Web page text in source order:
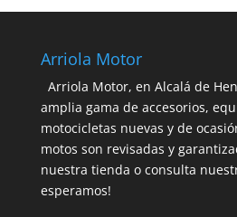
Arriola Motor
Arriola Motor, en Alcalá de
amplia gama de accesorios,
motocicletas nuevas y de
motos son revisadas y
nuestra tienda o consulta
esperamos!